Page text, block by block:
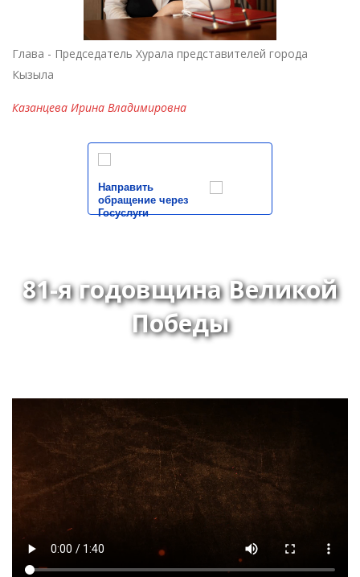
Глава - Председатель Хурала представителей города
Кызыла
Казанцева Ирина Владимировна
Направить
обращение через
Госуслуги
81-я годовщина Великой
Победы